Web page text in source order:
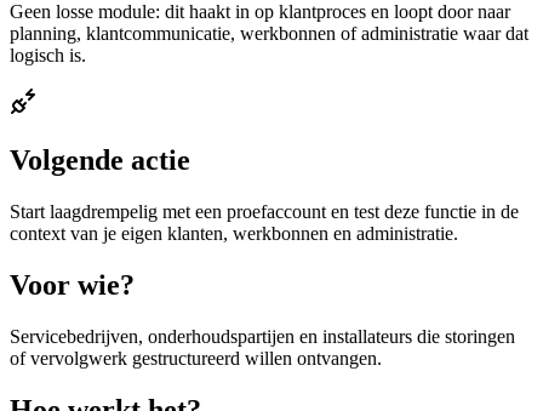
Geen losse module: dit haakt in op klantproces en loopt door naar
planning, klantcommunicatie, werkbonnen of administratie waar dat
logisch is.
Volgende actie
Start laagdrempelig met een proefaccount en test deze functie in de
context van je eigen klanten, werkbonnen en administratie.
Voor wie?
Servicebedrijven, onderhoudspartijen en installateurs die storingen
of vervolgwerk gestructureerd willen ontvangen.